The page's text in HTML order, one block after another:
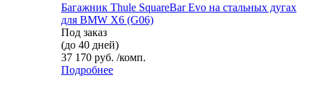
Багажник Thule SquareBar Evo на стальных дугах
для BMW X6 (G06)
Под заказ
(до 40 дней)
37 170 руб. /комп.
Подробнее